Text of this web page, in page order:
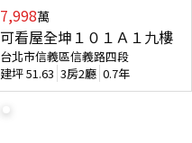
7,998萬
可看屋全坤１０１Ａ１九樓
台北市信義區信義路四段
建坪51.63 3房2廳 0.7年